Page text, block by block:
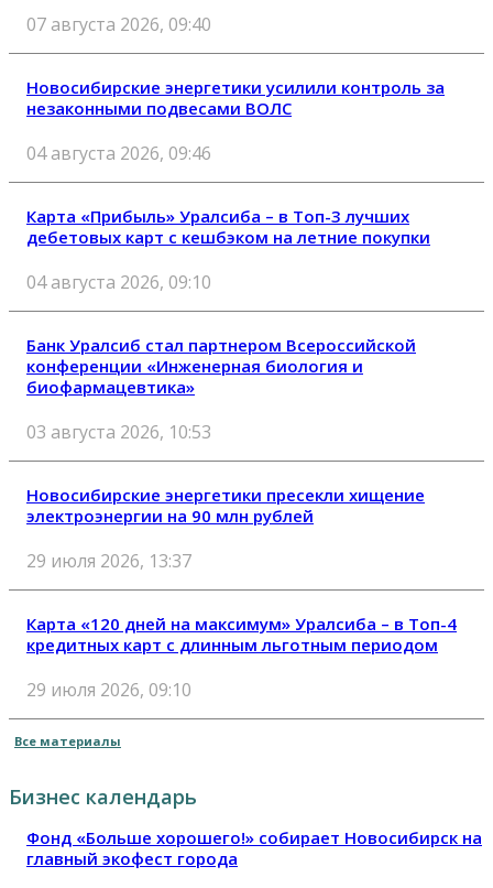
07 августа 2026, 09:40
Новосибирские энергетики усилили контроль за
незаконными подвесами ВОЛС
04 августа 2026, 09:46
Карта «Прибыль» Уралсиба – в Топ-3 лучших
дебетовых карт с кешбэком на летние покупки
04 августа 2026, 09:10
Банк Уралсиб стал партнером Всероссийской
конференции «Инженерная биология и
биофармацевтика»
03 августа 2026, 10:53
Новосибирские энергетики пресекли хищение
электроэнергии на 90 млн рублей
29 июля 2026, 13:37
Карта «120 дней на максимум» Уралсиба – в Топ-4
кредитных карт с длинным льготным периодом
29 июля 2026, 09:10
Все материалы
Бизнес календарь
Фонд «Больше хорошего!» собирает Новосибирск на
главный экофест города